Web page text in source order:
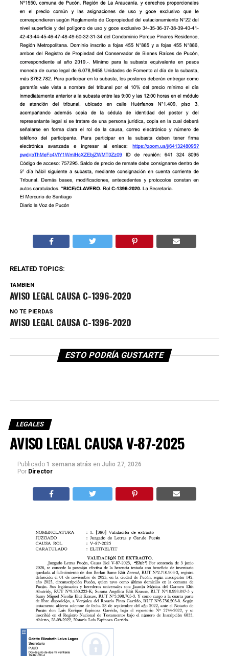
RELATED TOPICS:
TAMBIEN
AVISO LEGAL CAUSA C-1396-2020
NO TE PIERDAS
AVISO LEGAL CAUSA C-1396-2020
ESTO PODRÍA GUSTARTE
LEGALES
AVISO LEGAL CAUSA V-87-2025
Publicado 1 semana atrás en Julio 27, 2026
Por Director